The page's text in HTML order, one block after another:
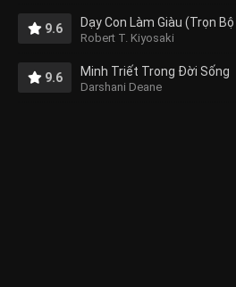
9.6 Dạy Con Làm Giàu (Trọn
Robert T. Kiyosaki
9.6 Minh Triết Trong Đời Sống
Darshani Deane